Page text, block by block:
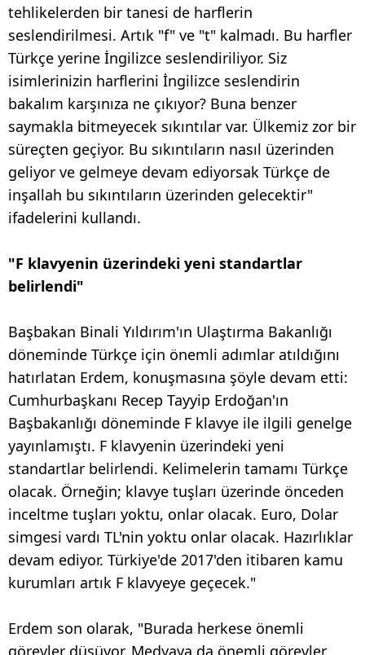
tehlikelerden bir tanesi de harflerin
seslendirilmesi. Artık "f" ve "t" kalmadı. Bu harfler
Türkçe yerine İngilizce seslendiriliyor. Siz
isimlerinizin harflerini İngilizce seslendirin
bakalım karşınıza ne çıkıyor? Buna benzer
saymakla bitmeyecek sıkıntılar var. Ülkemiz zor bir
süreçten geçiyor. Bu sıkıntıların nasıl üzerinden
geliyor ve gelmeye devam ediyorsak Türkçe de
inşallah bu sıkıntıların üzerinden gelecektir"
ifadelerini kullandı.
"F klavyenin üzerindeki yeni standartlar
belirlendi"
Başbakan Binali Yıldırım'ın Ulaştırma Bakanlığı
döneminde Türkçe için önemli adımlar atıldığını
hatırlatan Erdem, konuşmasına şöyle devam etti:
Cumhurbaşkanı Recep Tayyip Erdoğan'ın
Başbakanlığı döneminde F klavye ile ilgili genelge
yayınlamıştı. F klavyenin üzerindeki yeni
standartlar belirlendi. Kelimelerin tamamı Türkçe
olacak. Örneğin; klavye tuşları üzerinde önceden
inceltme tuşları yoktu, onlar olacak. Euro, Dolar
simgesi vardı TL'nin yoktu onlar olacak. Hazırlıklar
devam ediyor. Türkiye'de 2017'den itibaren kamu
kurumları artık F klavyeye geçecek."
Erdem son olarak, "Burada herkese önemli
görevler düşüyor. Medyaya da önemli görevler